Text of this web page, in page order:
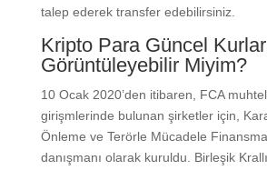
talep ederek transfer edebilirsiniz.
Kripto Para Güncel
Görüntüleyebilir Miyim?
10 Ocak 2020’den itibaren, FCA
girişmlerinde bulunan şirketler için,
Önleme ve Terörle Mücadele
danışmanı olarak kuruldu. Birleşik